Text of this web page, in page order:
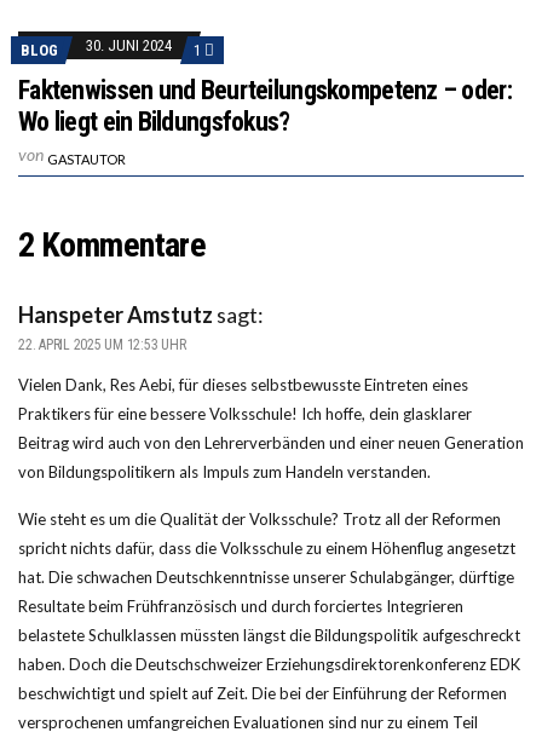
BLOG 30. JUNI 2024 1
Faktenwissen und Beurteilungskompetenz – oder:
Wo liegt ein Bildungsfokus?
von GASTAUTOR
2 Kommentare
Hanspeter Amstutz sagt:
22. APRIL 2025 UM 12:53 UHR
Vielen Dank, Res Aebi, für dieses selbstbewusste Eintreten eines
Praktikers für eine bessere Volksschule! Ich hoffe, dein glasklarer
Beitrag wird auch von den Lehrerverbänden und einer neuen Generation
von Bildungspolitikern als Impuls zum Handeln verstanden.
Wie steht es um die Qualität der Volksschule? Trotz all der Reformen
spricht nichts dafür, dass die Volksschule zu einem Höhenflug angesetzt
hat. Die schwachen Deutschkenntnisse unserer Schulabgänger, dürftige
Resultate beim Frühfranzösisch und durch forciertes Integrieren
belastete Schulklassen müssten längst die Bildungspolitik aufgeschreckt
haben. Doch die Deutschschweizer Erziehungsdirektorenkonferenz EDK
beschwichtigt und spielt auf Zeit. Die bei der Einführung der Reformen
versprochenen umfangreichen Evaluationen sind nur zu einem Teil